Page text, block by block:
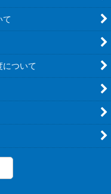
て
について